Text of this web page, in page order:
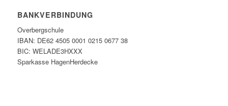
BANKVERBINDUNG
Overbergschule
IBAN: DE62 4505 0001 0215 0677 38
BIC: WELADE3HXXX
Sparkasse HagenHerdecke